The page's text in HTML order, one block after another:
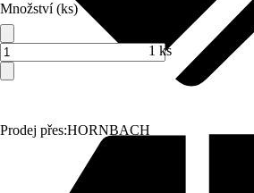
Prodej přes:HORNBACH
Množství (ks)
1 ks